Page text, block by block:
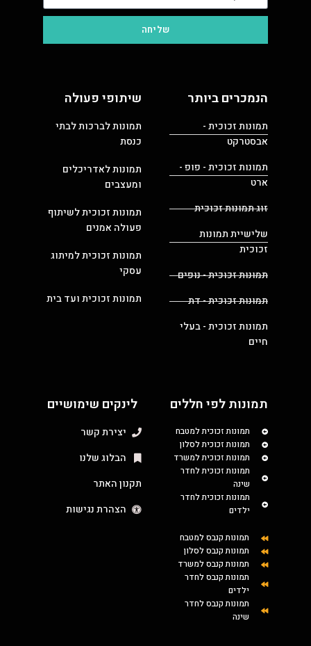
שליחה
הנמכרים ביותר
תמונות זכוכית -
אבסטרקט
תמונות זכוכית - פופ -
ארט
זוג תמונות זכוכית
שלישיית תמונות
זכוכית
תמונות זכוכית - נופים
תמונות זכוכית - דת
תמונות זכוכית - בעלי
חיים
שיתופי פעולה
תמונות לברכות לבתי
כנסת
תמונות לאדריכלים
ומעצבים
תמונות זכוכית לשיתוף
פעולה אמנים
תמונות זכוכית למיתוג
עסקי
תמונות זכוכית ועד בית
תמונות לפי חללים
תמונות זכוכית למטבח
תמונות זכוכית לסלון
תמונות זכוכית למשרד
תמונות זכוכית לחדר
שינה
תמונות זכוכית לחדר
ילדים
תמונות קנבס למטבח
תמונות קנבס לסלון
תמונות קנבס למשרד
תמונות קנבס לחדר
ילדים
תמונות קנבס לחדר
שינה
לינקים שימושיים
יצירת קשר
הבלוג שלנו
תקנון האתר
הצהרת נגישות